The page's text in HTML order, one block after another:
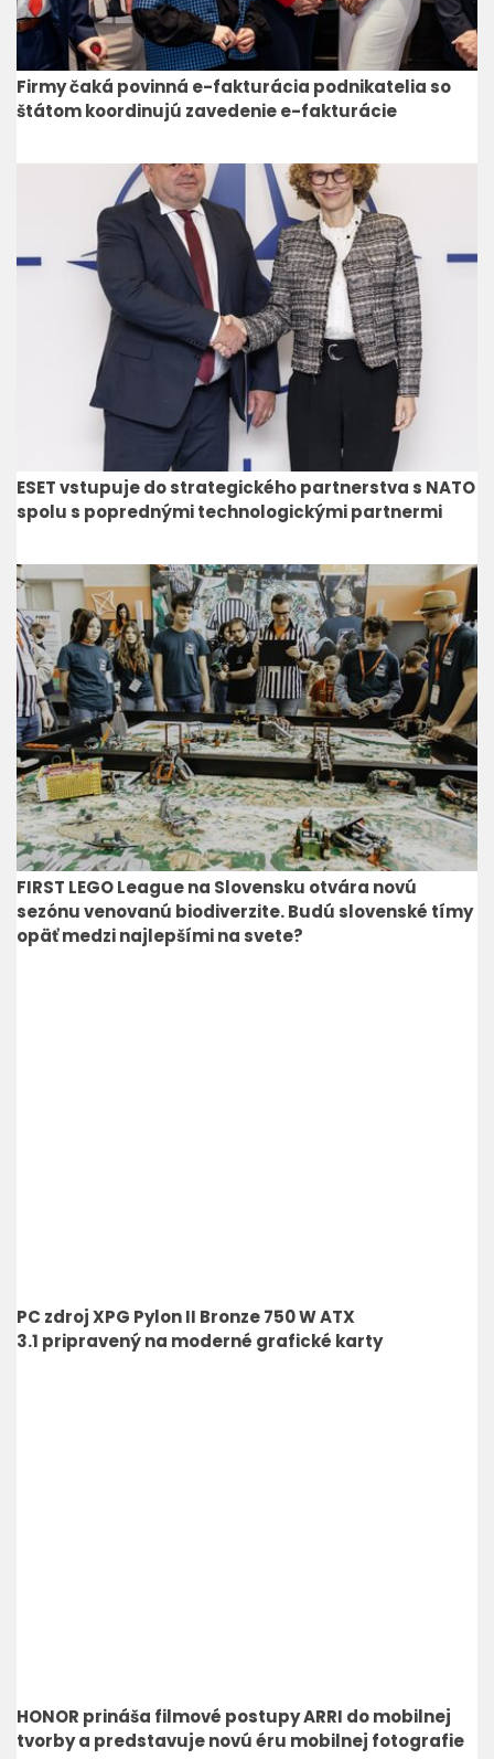
Firmy čaká povinná e-fakturácia podnikatelia so
štátom koordinujú zavedenie e-fakturácie
ESET vstupuje do strategického partnerstva s NATO
spolu s poprednými technologickými partnermi
FIRST LEGO League na Slovensku otvára novú
sezónu venovanú biodiverzite. Budú slovenské tímy
opäť medzi najlepšími na svete?
PC zdroj XPG Pylon II Bronze 750 W ATX
3.1 pripravený na moderné grafické karty
HONOR prináša filmové postupy ARRI do mobilnej
tvorby a predstavuje novú éru mobilnej fotografie